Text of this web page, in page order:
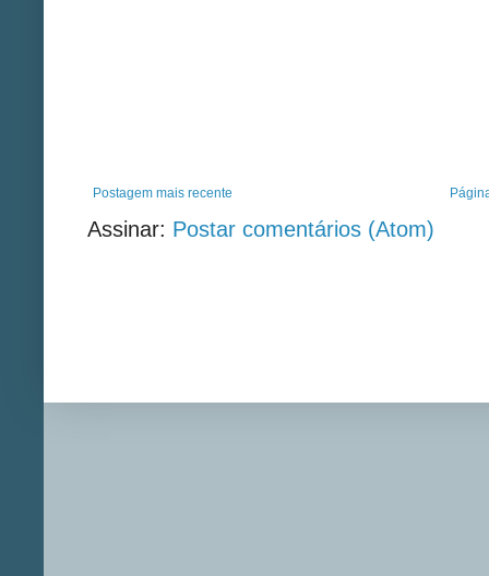
Postagem mais recente
Assinar: Postar comentários (Atom)